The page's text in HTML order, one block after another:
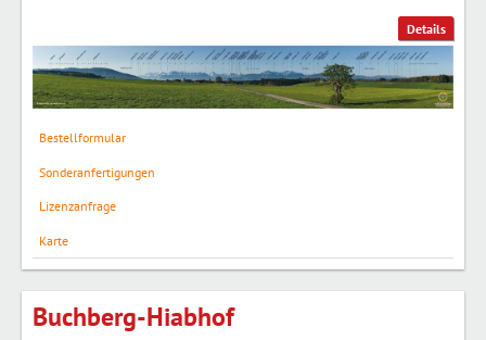
Details
Bestellformular
Sonderanfertigungen
Lizenzanfrage
Karte
Buchberg-Hiabhof